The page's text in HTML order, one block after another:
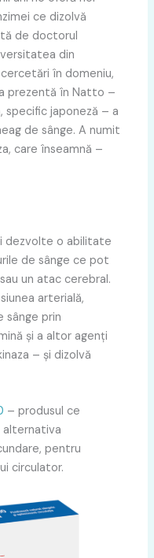
ce dizolvă
de doctorul
din
în domeniu,
prezentă în Natto –
specific japoneză – a
de sânge. A numit
care înseamnă –
dezvolte o abilitate
de sânge ce pot
un atac cerebral.
arterială,
sânge prin
și a altor agenți
– și dizolvă
– produsul ce
alternativa
pentru
circulator.